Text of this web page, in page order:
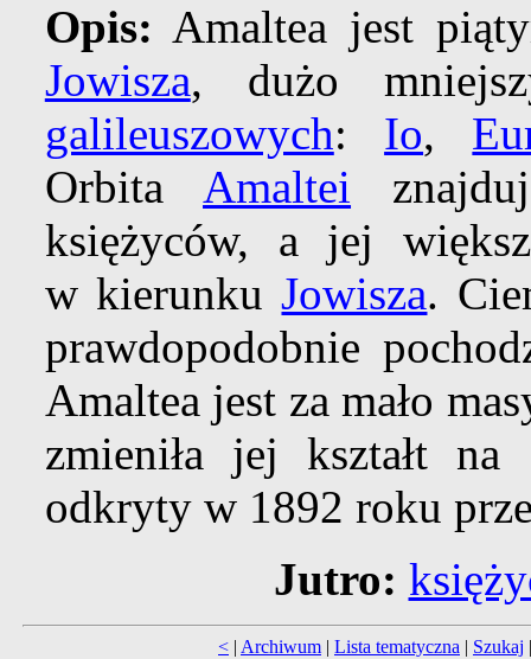
Opis: Amaltea jest
Jowisza, dużo
galileuszowych: Io,
Orbita Amaltei
księżyców, a jej
w kierunkuJowisza.
prawdopodobnie
Amaltea jest za mało
zmieniła jej kształt
odkryty w 1892 roku
Jutro:
< | Archiwum | Lista tematyczna | Szukaj